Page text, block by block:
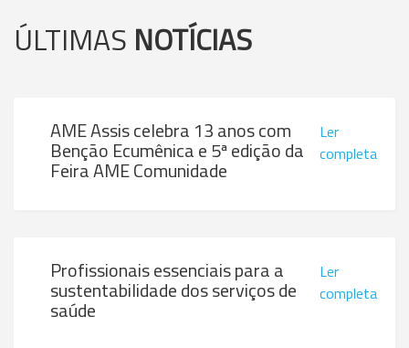
ÚLTIMAS NOTÍCIAS
AME Assis celebra 13 anos com
Benção Ecumênica e 5ª edição da
Feira AME Comunidade
Ler
completa
Profissionais essenciais para a
sustentabilidade dos serviços de
saúde
Ler
completa